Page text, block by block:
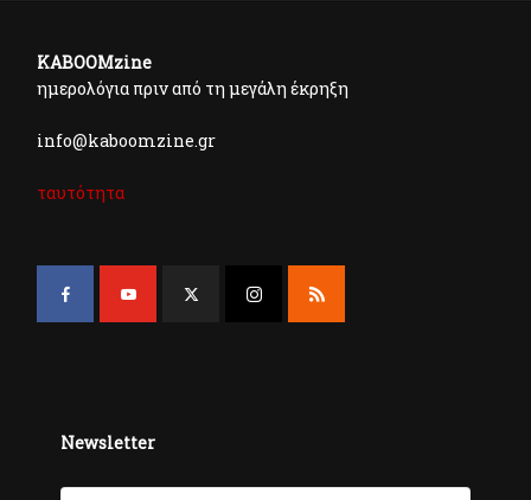
KABOOMzine
ημερολόγια πριν από τη μεγάλη έκρηξη
info@kaboomzine.gr
ταυτότητα
Newsletter